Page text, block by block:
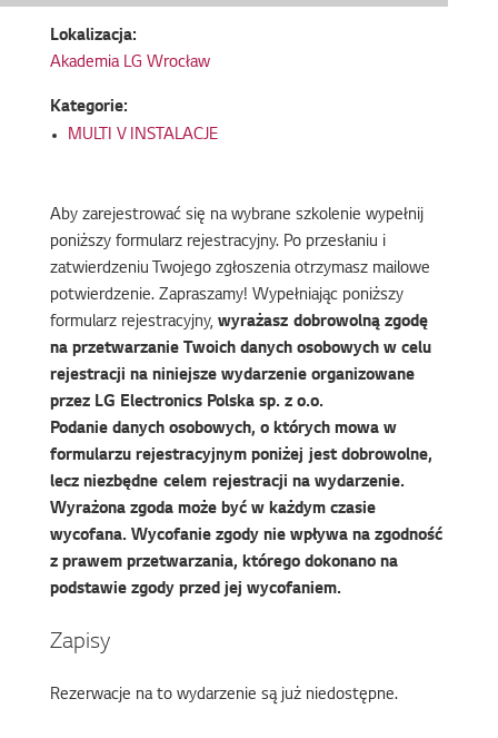
Lokalizacja:
Akademia LG Wrocław
Kategorie:
MULTI V INSTALACJE
Aby zarejestrować się na wybrane szkolenie wypełnij
poniższy formularz rejestracyjny. Po przesłaniu i
zatwierdzeniu Twojego zgłoszenia otrzymasz mailowe
potwierdzenie. Zapraszamy! Wypełniając poniższy
formularz rejestracyjny, wyrażasz dobrowolną zgodę
na przetwarzanie Twoich danych osobowych w celu
rejestracji na niniejsze wydarzenie organizowane
przez LG Electronics Polska sp. z o.o.
Podanie danych osobowych, o których mowa w
formularzu rejestracyjnym poniżej jest dobrowolne,
lecz niezbędne celem rejestracji na wydarzenie.
Wyrażona zgoda może być w każdym czasie
wycofana. Wycofanie zgody nie wpływa na zgodność
z prawem przetwarzania, którego dokonano na
podstawie zgody przed jej wycofaniem.
Zapisy
Rezerwacje na to wydarzenie są już niedostępne.